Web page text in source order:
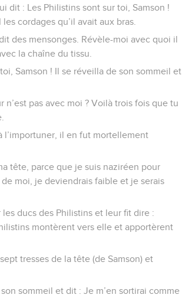
dit : Les Philistins sont sur toi, Samson !
cordages qu’il avait aux bras.
des mensonges. Révèle-moi avec quoi il
la chaîne du tissu.
Samson ! Il se réveilla de son sommeil et
pas avec moi ? Voilà trois fois que tu
l’importuner, il en fut mortellement
tête, parce que je suis naziréen pour
moi, je deviendrais faible et je serais
ducs des Philistins et leur fit dire :
montèrent vers elle et apportèrent
tresses de la tête (de Samson) et
sommeil et dit : Je m’en sortirai comme